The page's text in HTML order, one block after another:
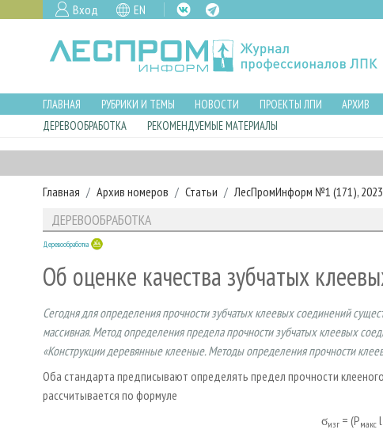
Вход EN
ГЛАВНАЯ РУБРИКИ И ТЕМЫ НОВОСТИ ПРОЕКТЫ ЛПИ АРХИВ
ДЕРЕВООБРАБОТКА
РЕКОМЕНДУЕМЫЕ МАТЕРИАЛЫ
Главная Архив номеров Статьи ЛесПромИнформ №1 (171), 2023
ДЕРЕВООБРАБОТКА
Деревообработка
Об оценке качества зубчатых
Сегодня для определения прочности зубчатых клеевых соединений
массивная. Метод определения предела прочности зубчатых клеевых
«Конструкции деревянные клееные. Методы определения прочности
Оба стандарта предписывают определять предел прочности
рассчитывается по формуле
ϭизг = (Рмакс